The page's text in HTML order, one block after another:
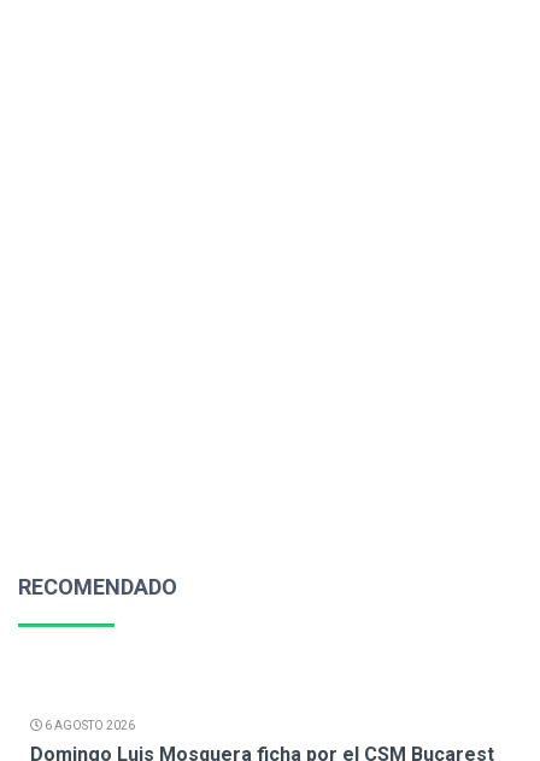
RECOMENDADO
6 AGOSTO 2026
Domingo Luis Mosquera ficha por el CSM Bucarest